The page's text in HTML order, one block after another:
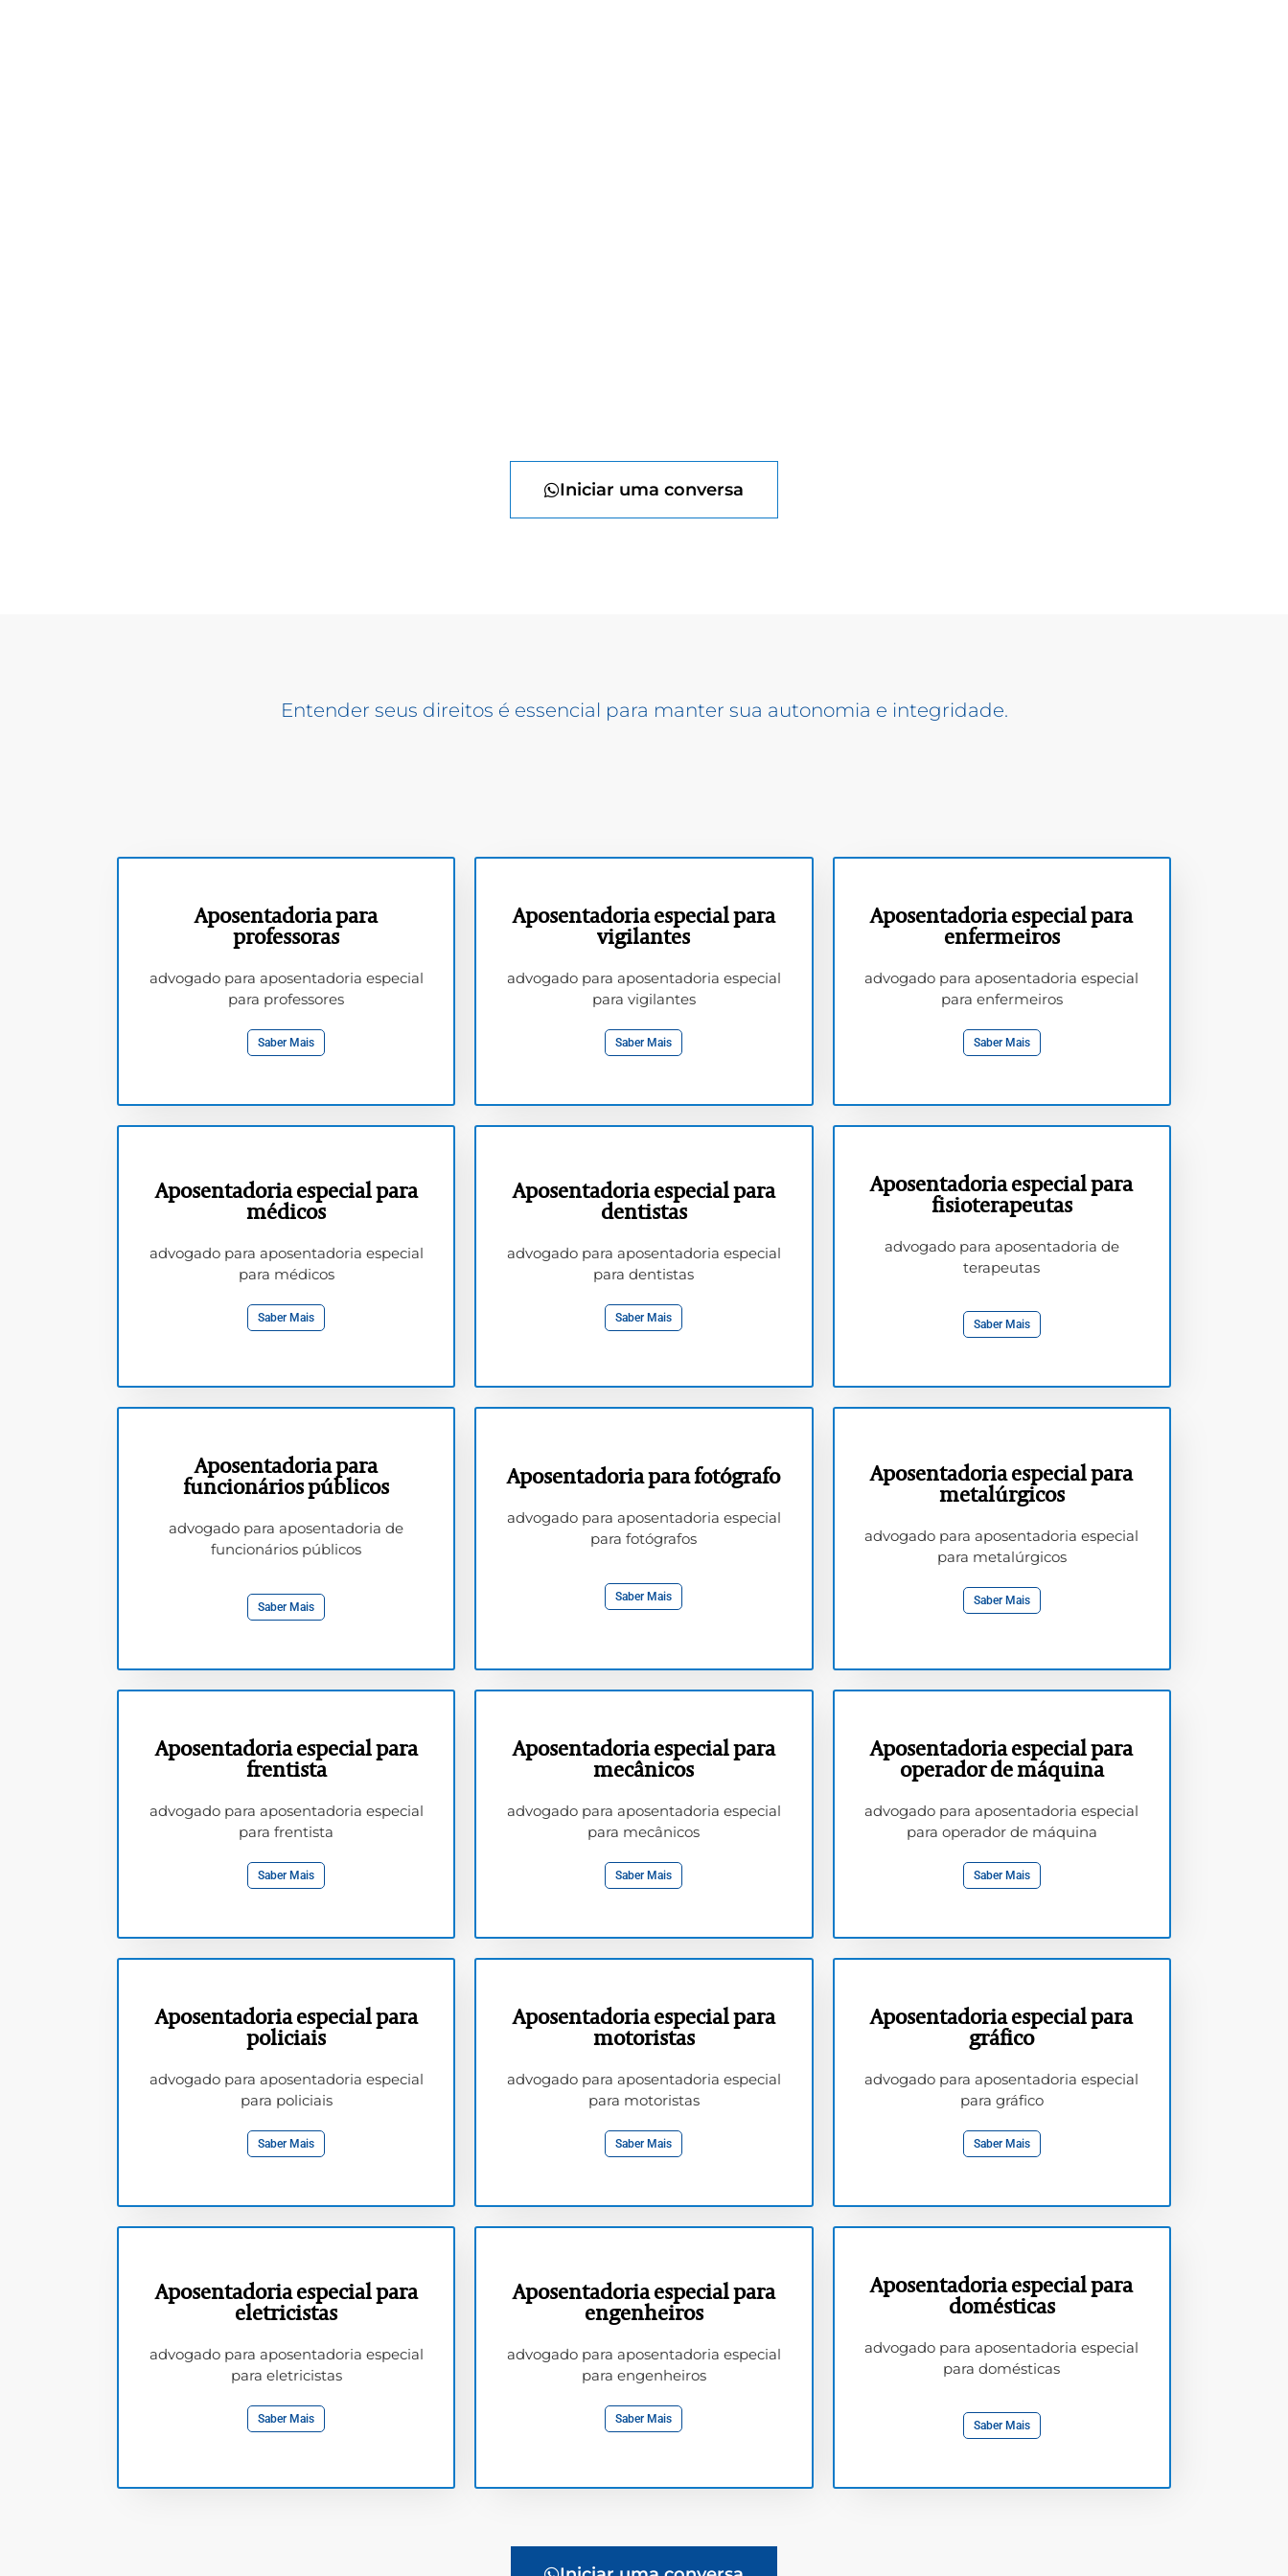
Iniciar uma conversa
Entender seus direitos é essencial para manter sua autonomia e integridade.
Aposentadoria para
professoras
advogado para aposentadoria especial
para professores
Saber Mais
Aposentadoria especial para
vigilantes
advogado para aposentadoria especial
para vigilantes
Saber Mais
Aposentadoria especial para
enfermeiros
advogado para aposentadoria especial
para enfermeiros
Saber Mais
Aposentadoria especial para
médicos
advogado para aposentadoria especial
para médicos
Saber Mais
Aposentadoria especial para
dentistas
advogado para aposentadoria especial
para dentistas
Saber Mais
Aposentadoria especial para
fisioterapeutas
advogado para aposentadoria de
terapeutas
Saber Mais
Aposentadoria para
funcionários públicos
advogado para aposentadoria de
funcionários públicos
Saber Mais
Aposentadoria para fotógrafo
advogado para aposentadoria especial
para fotógrafos
Saber Mais
Aposentadoria especial para
metalúrgicos
advogado para aposentadoria especial
para metalúrgicos
Saber Mais
Aposentadoria especial para
frentista
advogado para aposentadoria especial
para frentista
Saber Mais
Aposentadoria especial para
mecânicos
advogado para aposentadoria especial
para mecânicos
Saber Mais
Aposentadoria especial para
operador de máquina
advogado para aposentadoria especial
para operador de máquina
Saber Mais
Aposentadoria especial para
policiais
advogado para aposentadoria especial
para policiais
Saber Mais
Aposentadoria especial para
motoristas
advogado para aposentadoria especial
para motoristas
Saber Mais
Aposentadoria especial para
gráfico
advogado para aposentadoria especial
para gráfico
Saber Mais
Aposentadoria especial para
eletricistas
advogado para aposentadoria especial
para eletricistas
Saber Mais
Aposentadoria especial para
engenheiros
advogado para aposentadoria especial
para engenheiros
Saber Mais
Aposentadoria especial para
domésticas
advogado para aposentadoria especial
para domésticas
Saber Mais